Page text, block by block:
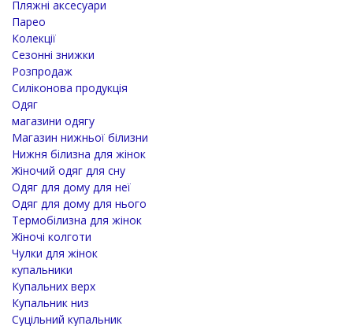
Пляжні аксесуари
Парео
Колекції
Сезонні знижки
Розпродаж
Силіконова продукція
Одяг
магазини одягу
Магазин нижньої білизни
Нижня білизна для жінок
Жіночий одяг для сну
Одяг для дому для неї
Одяг для дому для нього
Термобілизна для жінок
Жіночі колготи
Чулки для жінок
купальники
Купальних верх
Купальник низ
Суцільний купальник